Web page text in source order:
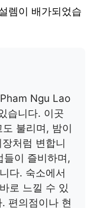
렘이 배가되었습
Ngu Lao
습니다. 이곳
도 불리며, 밤이
처럼 변합니
들이 즐비하며,
다. 숙소에서
로 느낄 수 있
편의점이나 현